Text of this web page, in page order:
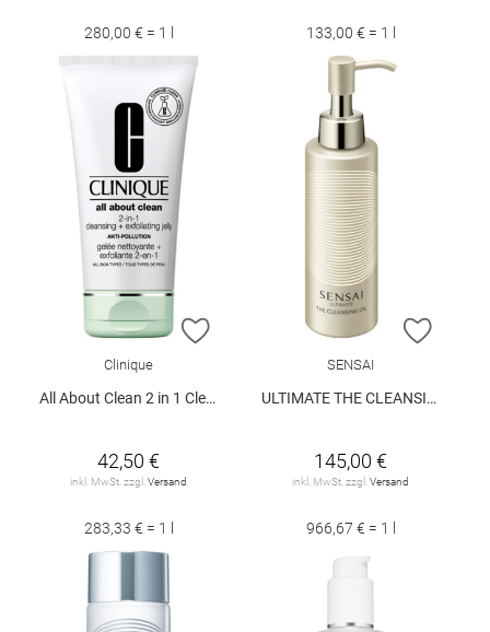
280,00 € = 1 l 133,00 € = 1 l
ZUR WUNSCHLISTE HINZUFÜGEN
Clinique
All About Clean 2 in 1 Cleansing 150 ml
42,50 €
inkl. MwSt. zzgl. Versand
283,33 € = 1 l
ZUR
SENSAI
ULTIMATE THE CLEANSING OIL
145,00 €
inkl. MwSt. zzgl. Versand
966,67 € = 1 l